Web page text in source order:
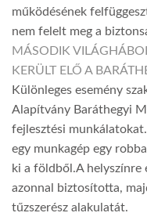
működésének
nem felelt meg a
MÁSODIK
KERÜLT ELŐ A
Különleges esemény
Alapítvány Baráthegyi
fejlesztési
egy munkagép egy
ki a földből.A
azonnal biztosította,
tűzszerész alakulatát.